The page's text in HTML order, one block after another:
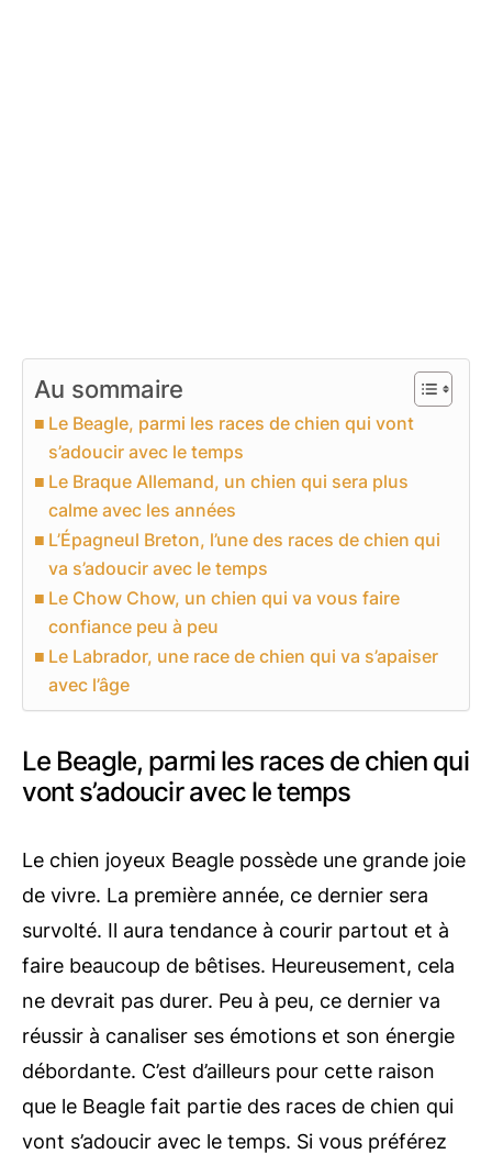
Au sommaire
Le Beagle, parmi les races de chien qui vont
s’adoucir avec le temps
Le Braque Allemand, un chien qui sera plus
calme avec les années
L’Épagneul Breton, l’une des races de chien qui
va s’adoucir avec le temps
Le Chow Chow, un chien qui va vous faire
confiance peu à peu
Le Labrador, une race de chien qui va s’apaiser
avec l’âge
Le Beagle, parmi les races de chien qui
vont s’adoucir avec le temps
Le chien joyeux Beagle possède une grande joie
de vivre. La première année, ce dernier sera
survolté. Il aura tendance à courir partout et à
faire beaucoup de bêtises. Heureusement, cela
ne devrait pas durer. Peu à peu, ce dernier va
réussir à canaliser ses émotions et son énergie
débordante. C’est d’ailleurs pour cette raison
que le Beagle fait partie des races de chien qui
vont s’adoucir avec le temps. Si vous préférez